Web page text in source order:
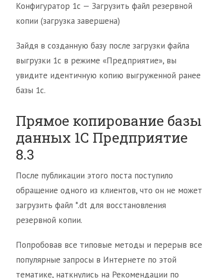
Конфигуратор 1с — Загрузить файл резервной
копии (загрузка завершена)
Зайдя в созданную базу после загрузки файла
выгрузки 1с в режиме «Предприятие», вы
увидите идентичную копию выгруженной ранее
базы 1с.
Прямое копирование базы
данных 1С Предприятие
8.3
После публикации этого поста поступило
обращение одного из клиентов, что он не может
загрузить файл *.dt для восстановления
резервной копии.
Попробовав все типовые методы и перерыв все
популярные запросы в Интернете по этой
тематике, наткнулись на Рекомендации по